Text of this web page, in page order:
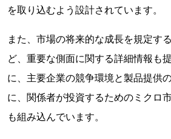
を取り込むよう設計されています。
また、市場の将来的な成長を規定す
ど、重要な側面に関する詳細情報も
に、主要企業の競争環境と製品提供
に、関係者が投資するためのミクロ
も組み込んでいます。